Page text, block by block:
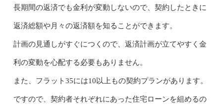
長期間の返済でも金利が変動しないので、契約したときに
返済総額や月々の返済額を知ることができます。
計画の見通しがすぐにつくので、返済計画が立てやすく金
利の変動を心配する必要もありません。
また、フラット35には10以上もの契約プランがあります。
ですので、契約者それぞれにあった住宅ローンを組めるの